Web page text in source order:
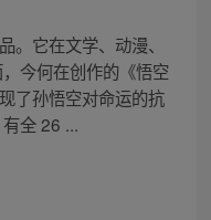
。它在文学、动漫、
今何在创作的《悟空
了孙悟空对命运的抗
全 26 ...